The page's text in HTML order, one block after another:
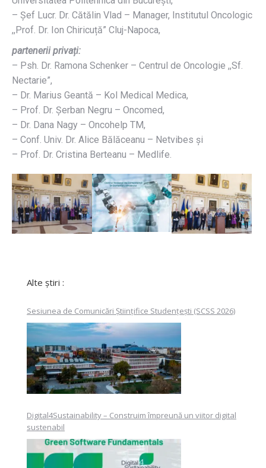
– Șef Lucr. Dr. Cătălin Vlad – Manager, Institutul Oncologic
,,Prof. Dr. Ion Chiricuță” Cluj-Napoca,
partenerii privați:
– Psh. Dr. Ramona Schenker – Centrul de Oncologie ,,Sf.
Nectarie”,
– Dr. Marius Geantă – Kol Medical Medica,
– Prof. Dr. Șerban Negru – Oncomed,
– Dr. Dana Nagy – Oncohelp TM,
– Conf. Univ. Dr. Alice Bălăceanu – Netvibes și
– Prof. Dr. Cristina Berteanu – Medlife.
Alte știri :
Sesiunea de Comunicări Științifice Studențești (SCSS 2026)
Digital4Sustainability – Construim împreună un viitor digital
sustenabil